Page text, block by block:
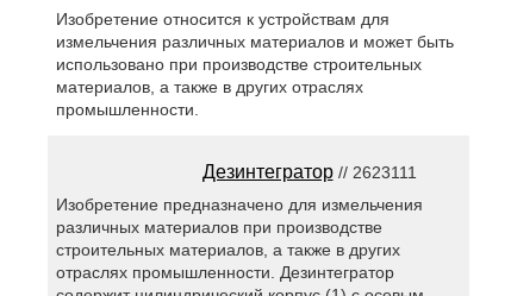
Изобретение относится к устройствам для
измельчения различных материалов и может быть
использовано при производстве строительных
материалов, а также в других отраслях
промышленности.
Дезинтегратор// 2623111
Изобретение предназначено для измельчения
различных материалов при производстве
строительных материалов, а также в других
отраслях промышленности. Дезинтегратор